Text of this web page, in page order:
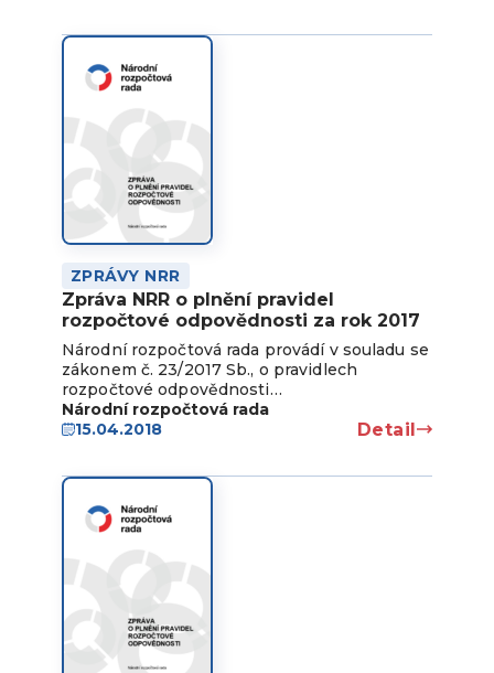
ZPRÁVY NRR
Zpráva NRR o plnění pravidel
rozpočtové odpovědnosti za rok 2017
Národní rozpočtová rada provádí v souladu se
zákonem č. 23/2017 Sb., o pravidlech
rozpočtové odpovědnosti…
Národní rozpočtová rada
15.04.2018
Detail